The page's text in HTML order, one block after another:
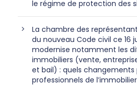
le régime de protection des
La chambre des
du nouveau Code civil ce 16
modernise notamment les
immobiliers (vente,
et bail) : quels changements
professionnels de l’immobilier